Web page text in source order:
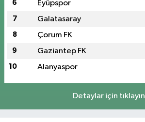
6 Eyüpspor
7 Galatasaray
8 Çorum FK
9 Gaziantep FK
10 Alanyaspor
Detaylar için tıklayın